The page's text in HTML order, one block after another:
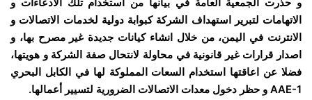
و حذرت الجمعية العامة في بيانها من استخدام تلك الادعاءات و
الاتهامات لتبرير استهداف الشركة كبوابة دولية لخدمات الاتصالات و
الانترنت في اليمن، من خلال انشاء كيانات جديدة غير مصرح بها، و
اصدار قرارات غير قانونية في محاولة لانتحال صفة الشركة و هويتها،
فضلا عن اعاقتها استخدام السعات المملوكة لها في الكابل البحري
AAE-1 و حظر دخول معدات الاتصالات الضرورية لتسيير أعمالها.